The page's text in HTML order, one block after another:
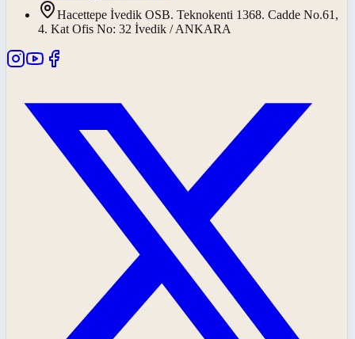
Hacettepe İvedik OSB. Teknokenti 1368. Cadde No.61,
4. Kat Ofis No: 32 İvedik / ANKARA